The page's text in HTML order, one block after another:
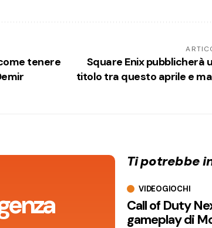
tenere
Square Enix pubblicherà
titolo tra questo aprile e
Ti potrebbe
VIDEOGIOCHI
Call of Duty
gameplay di